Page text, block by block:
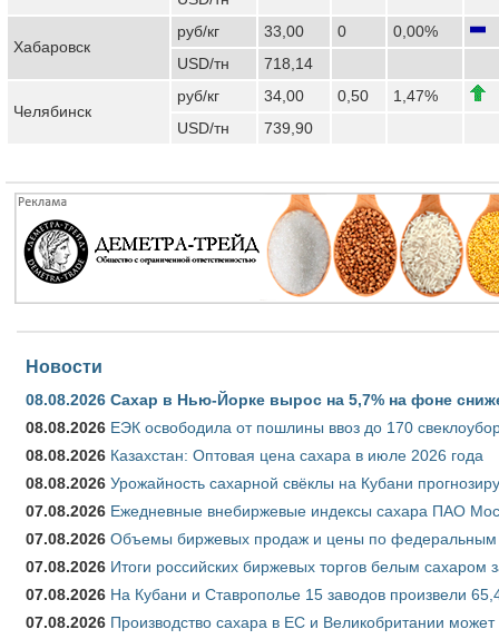
Хабаровск
руб/кг 33,00 0
0,00%
USD/тн
718,14
Челябинск
руб/кг 34,00 0,50
1,47%
USD/тн
739,90
Новости
08.08.2026 Сахар в Нью-Йорке вырос на 5,7% на фоне
08.08.2026 ЕЭК освободила от пошлины ввоз до 170
08.08.2026 Казахстан: Оптовая цена сахара в июле 2026 года
08.08.2026 Урожайность сахарной свёклы на Кубани
07.08.2026 Ежедневные внебиржевые индексы сахара ПАО
07.08.2026 Объемы биржевых продаж и цены по федеральным
07.08.2026 Итоги российских биржевых торгов белым сахаром
07.08.2026 На Кубани и Ставрополье 15 заводов произвели
07.08.2026 Производство сахара в ЕС и Великобритании